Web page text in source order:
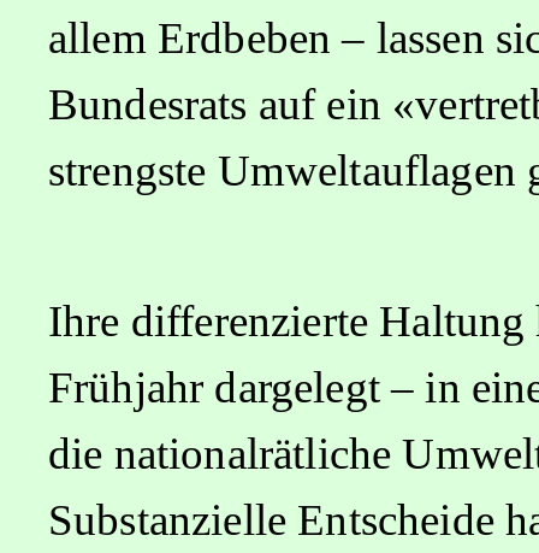
allem Erdbeben – lassen
Bundesrats auf ein
strengste Umweltauflagen
Ihre differenzierte
Frühjahr dargelegt – in
die nationalrätliche
Substanzielle Entscheide